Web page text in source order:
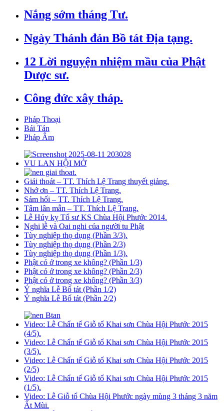
Nắng sớm tháng Tư.
Ngày Thánh đản Bồ tát Địa tạng.
12 Lời nguyện nhiệm mầu của Phật
Dược sư.
Công đức xây tháp.
Pháp Thoại
Bái Tán
Pháp Âm
VU LAN HỘI MỞ
Giải thoát – TT. Thích Lệ Trang thuyết giảng.
Nhớ ơn – TT. Thích Lệ Trang.
Sám hối – TT. Thích Lệ Trang.
Tâm lân mẫn – TT. Thích Lệ Trang.
Lễ Húy kỵ Tổ sư KS Chùa Hội Phước 2014.
Nghi lễ và Oai nghi của người tu Phật
Tùy nghiệp thọ dụng (Phần 3/3).
Tùy nghiệp thọ dụng (Phần 2/3)
Tùy nghiệp thọ dụng (Phần 1/3).
Phật có ở trong xe không? (Phần 1/3)
Phật có ở trong xe không? (Phần 2/3)
Phật có ở trong xe không? (Phần 3/3)
Ý nghĩa Lễ Bố tát (Phần 1/2)
Ý nghĩa Lễ Bố tát (Phần 2/2)
Video: Lễ Chẩn tế Giỗ tổ Khai sơn Chùa Hội Phước 2015
(4/5).
Video: Lễ Chẩn tế Giỗ tổ Khai sơn Chùa Hội Phước 2015
(3/5).
Video: Lễ Chẩn tế Giỗ tổ Khai sơn Chùa Hội Phước 2015
(2/5)
Video: Lễ Chẩn tế Giỗ tổ Khai sơn Chùa Hội Phước 2015
(1/5).
Video: Lễ Giỗ tổ Chùa Hội Phước ngày mùng 3 tháng 3 năm
Ất Mùi.